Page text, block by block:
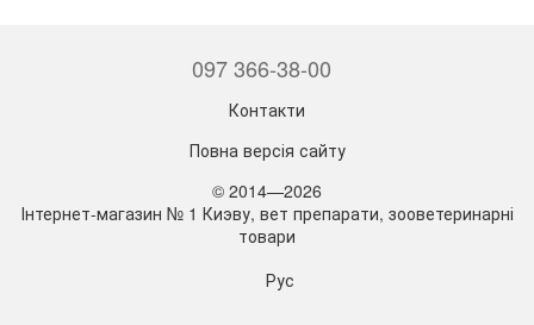
097 366-38-00
Контакти
Повна версія сайту
© 2014—2026
Інтернет-магазин № 1 Киэву, вет препарати, зооветеринарні
товари
Рус